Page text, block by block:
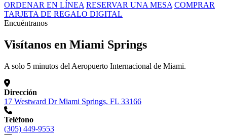
ORDENAR EN LÍNEA RESERVAR UNA MESA COMPRAR
TARJETA DE REGALO DIGITAL
Encuéntranos
Visítanos en Miami Springs
A solo 5 minutos del Aeropuerto Internacional de Miami.
Dirección
17 Westward Dr Miami Springs, FL 33166
Teléfono
(305) 449-9553